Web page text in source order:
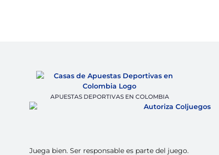
APUESTAS DEPORTIVAS EN COLOMBIA
Juega bien. Ser responsable es parte del juego.